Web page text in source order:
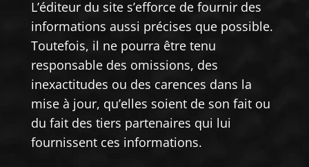
L’éditeur du site s’efforce de fournir des
informations aussi précises que possible.
Toutefois, il ne pourra être tenu
responsable des omissions, des
inexactitudes ou des carences dans la
mise à jour, qu’elles soient de son fait ou
du fait des tiers partenaires qui lui
fournissent ces informations.